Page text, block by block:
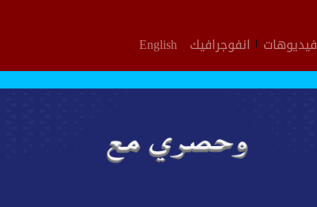
فيديوهات انفوجرافيك English